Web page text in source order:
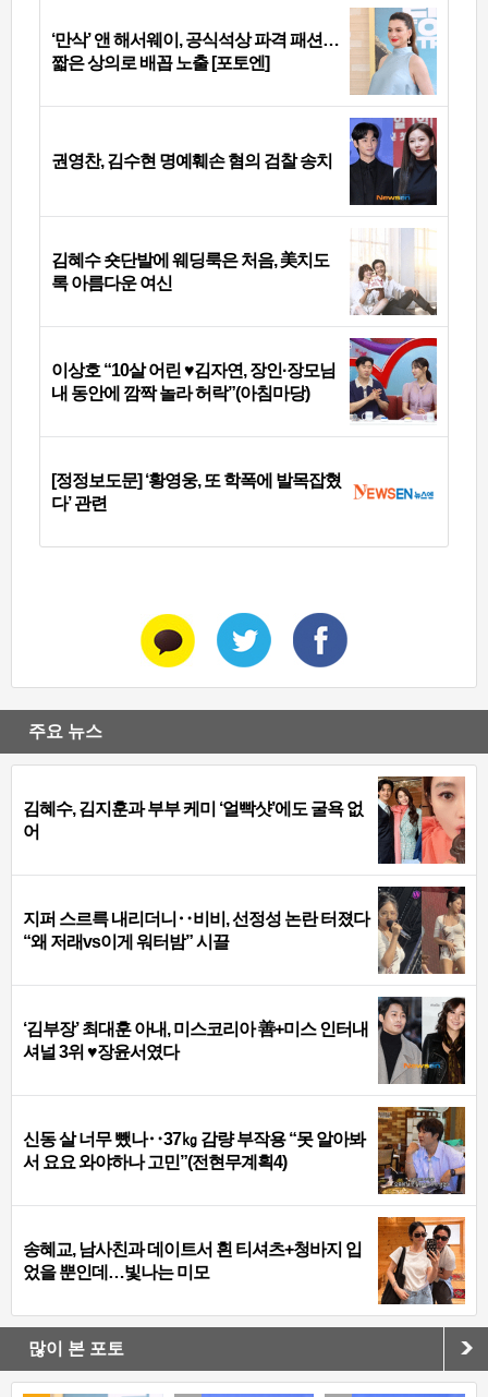
‘만삭’ 앤 해서웨이, 공식석상 파격 패션…
짧은 상의로 배꼽 노출 [포토엔]
권영찬, 김수현 명예훼손 혐의 검찰 송치
김혜수 숏단발에 웨딩룩은 처음, 美치도
록 아름다운 여신
이상호 “10살 어린 ♥김자연, 장인·장모님
내 동안에 깜짝 놀라 허락”(아침마당)
[정정보도문] ‘황영웅, 또 학폭에 발목잡혔
다’ 관련
주요 뉴스
김혜수, 김지훈과 부부 케미 ‘얼빡샷’에도 굴욕 없
어
지퍼 스르륵 내리더니‥비비, 선정성 논란 터졌다
“왜 저래vs이게 워터밤” 시끌
‘김부장’ 최대훈 아내, 미스코리아 善+미스 인터내
셔널 3위 ♥장윤서였다
신동 살 너무 뺐나‥37㎏ 감량 부작용 “못 알아봐
서 요요 와야하나 고민”(전현무계획4)
송혜교, 남사친과 데이트서 흰 티셔츠+청바지 입
었을 뿐인데…빛나는 미모
많이 본 포토